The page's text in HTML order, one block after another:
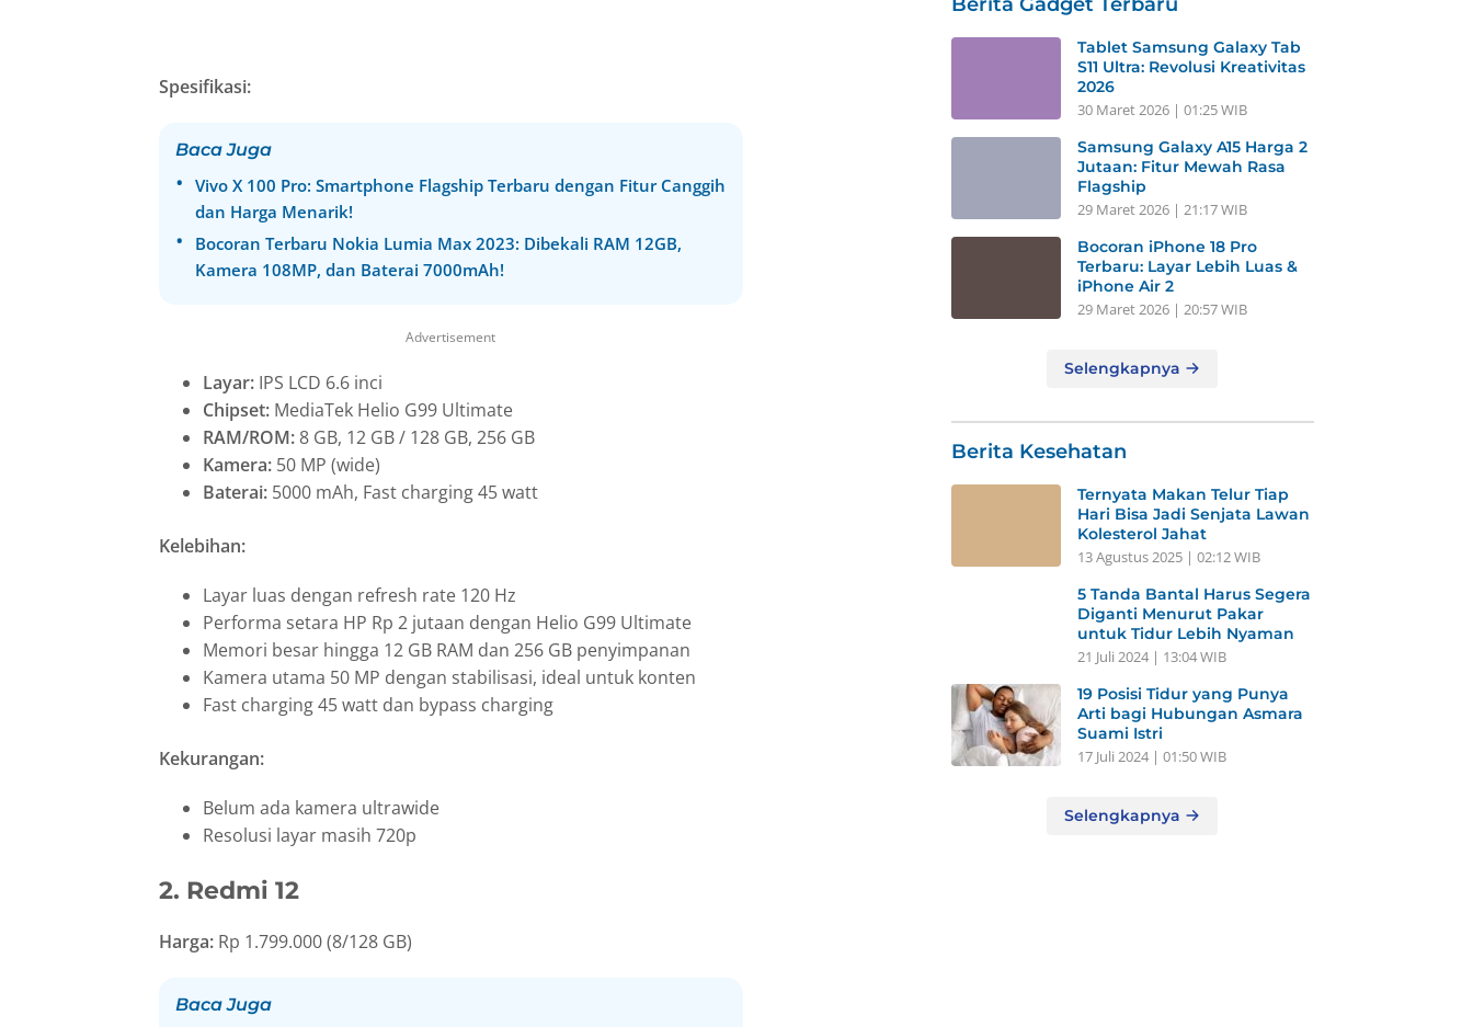
Spesifikasi:
Baca Juga
Vivo X 100 Pro: Smartphone Flagship Terbaru dengan Fitur Canggih
dan Harga Menarik!
Bocoran Terbaru Nokia Lumia Max 2023: Dibekali RAM 12GB,
Kamera 108MP, dan Baterai 7000mAh!
Advertisement
Layar: IPS LCD 6.6 inci
Chipset: MediaTek Helio G99 Ultimate
RAM/ROM: 8 GB, 12 GB / 128 GB, 256 GB
Kamera: 50 MP (wide)
Baterai: 5000 mAh, Fast charging 45 watt
Kelebihan:
Layar luas dengan refresh rate 120 Hz
Performa setara HP Rp 2 jutaan dengan Helio G99 Ultimate
Memori besar hingga 12 GB RAM dan 256 GB penyimpanan
Kamera utama 50 MP dengan stabilisasi, ideal untuk konten
Fast charging 45 watt dan bypass charging
Kekurangan:
Belum ada kamera ultrawide
Resolusi layar masih 720p
2. Redmi 12
Harga: Rp 1.799.000 (8/128 GB)
Baca Juga
Tablet Samsung Galaxy Tab
S11 Ultra: Revolusi Kreativitas
2026
30 Maret 2026 | 01:25 WIB
Samsung Galaxy A15 Harga 2
Jutaan: Fitur Mewah Rasa
Flagship
29 Maret 2026 | 21:17 WIB
Bocoran iPhone 18 Pro
Terbaru: Layar Lebih Luas &
iPhone Air 2
29 Maret 2026 | 20:57 WIB
Selengkapnya
Berita Kesehatan
Ternyata Makan Telur Tiap
Hari Bisa Jadi Senjata Lawan
Kolesterol Jahat
13 Agustus 2025 | 02:12 WIB
5 Tanda Bantal Harus Segera
Diganti Menurut Pakar
untuk Tidur Lebih Nyaman
21 Juli 2024 | 13:04 WIB
19 Posisi Tidur yang Punya
Arti bagi Hubungan Asmara
Suami Istri
17 Juli 2024 | 01:50 WIB
Selengkapnya